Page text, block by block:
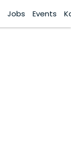
Jobs Events